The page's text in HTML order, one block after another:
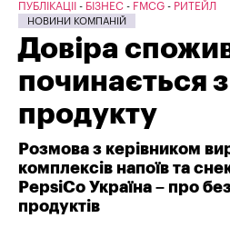
ПУБЛІКАЦІЇ БІЗНЕС FMCG РИТЕЙЛ
НОВИНИ КОМПАНІЙ
Довіра
починається
продукту
Розмова з керівником
комплексів напоїв та
PepsiCo Україна – про
продуктів